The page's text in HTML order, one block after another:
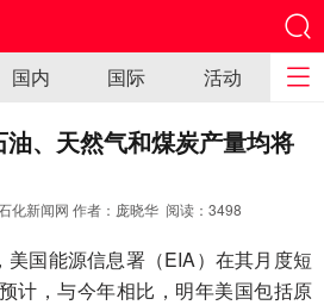
国内 国际 活动
、天然气和煤炭产量均将
新闻网 作者：庞晓华 阅读： 3498
国能源信息署（EIA）在其月度短
计，与今年相比，明年美国包括原